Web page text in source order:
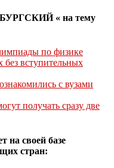
« на тему
по физике
без вступительных
с вузами
получать сразу две
на своей базе
стран: